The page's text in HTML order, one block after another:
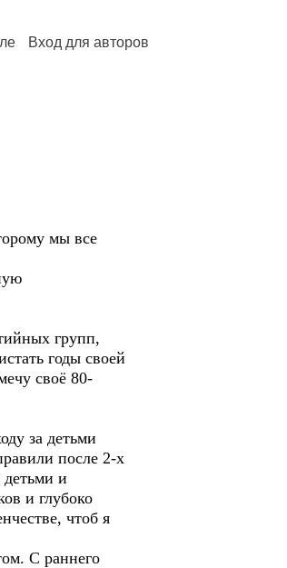
Вход для авторов
мы все
групп,
годы своей
своё 80-
за детьми
после 2-х
и
и глубоко
чтоб я
С раннего